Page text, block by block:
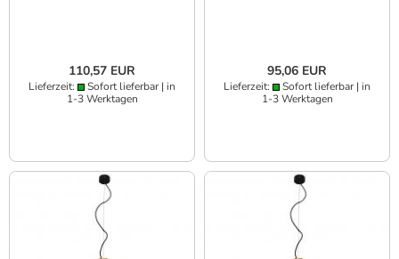
110,57 EUR
Lieferzeit:
Sofort lieferbar | in
1-3 Werktagen
95,06 EUR
Lieferzeit:
Sofort lieferbar | in
1-3 Werktagen